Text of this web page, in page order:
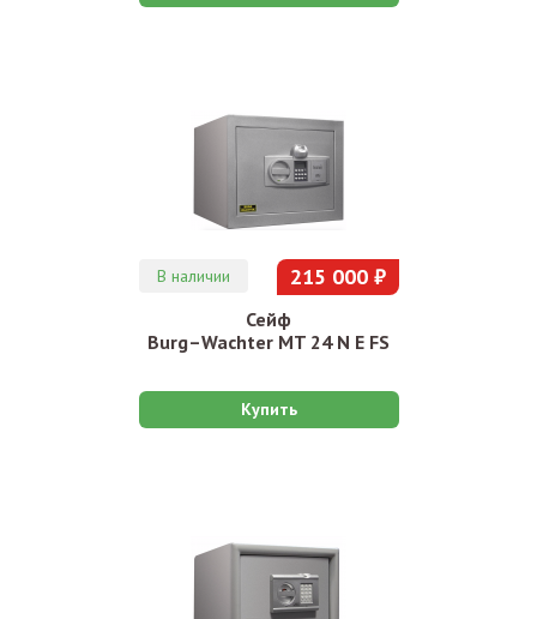
В наличии 215 000 ₽
Сейф
Burg–Wachter MT 24 N E FS
Купить